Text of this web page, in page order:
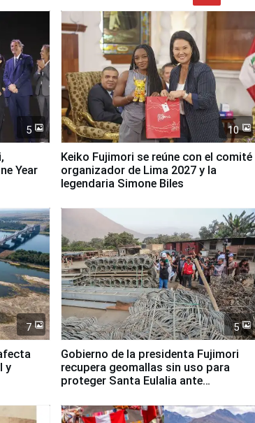
5
Year
10
Keiko Fujimori se reúne con el comité
organizador de Lima 2027 y la
legendaria Simone Biles
7
y
5
Gobierno de la presidenta Fujimori
recupera geomallas sin uso para
proteger Santa Eulalia ante